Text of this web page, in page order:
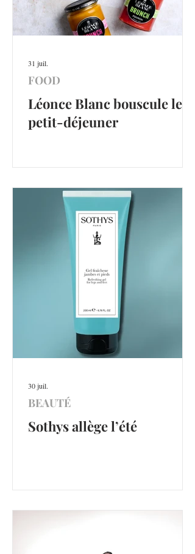
Léonce Blanc bouscule le
petit-déjeuner
FOOD
31 juil.
Sothys allège l’été
BEAUTÉ
30 juil.